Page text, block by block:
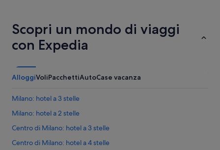
Scopri un mondo di viaggi
con Expedia
AlloggiVoliPacchettiAutoCase vacanza
Milano: hotel a 3 stelle
Milano: hotel a 2 stelle
Centro di Milano: hotel a 3 stelle
Centro di Milano: hotel a 4 stelle